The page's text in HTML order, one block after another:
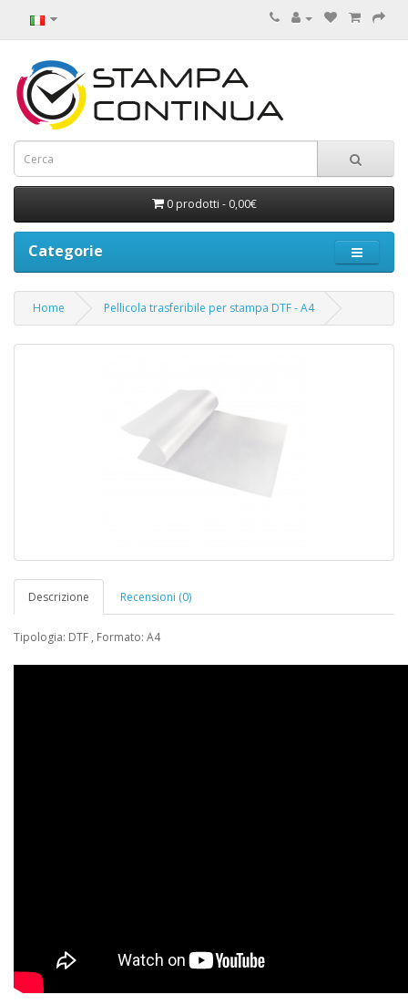
0 prodotti - 0,00€
Categorie
Home Pellicola trasferibile per stampa DTF - A4
Descrizione Recensioni (0)
Tipologia: DTF , Formato: A4